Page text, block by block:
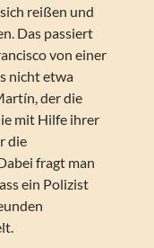
reißen und
Das passiert
von einer
nicht etwa
der die
mit Hilfe ihrer
die
fragt man
ein Polizist